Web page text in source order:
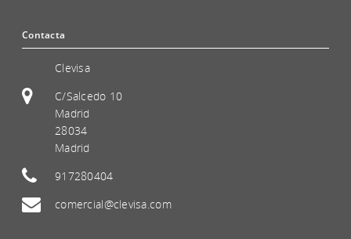
Contacta
Clevisa
C/Salcedo 10
Madrid
28034
Madrid
917280404
comercial@clevisa.com